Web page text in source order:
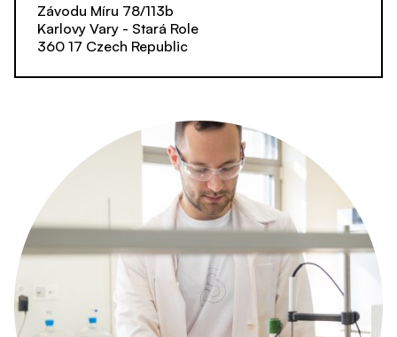
Závodu Míru 78/113b
Karlovy Vary - Stará Role
360 17 Czech Republic